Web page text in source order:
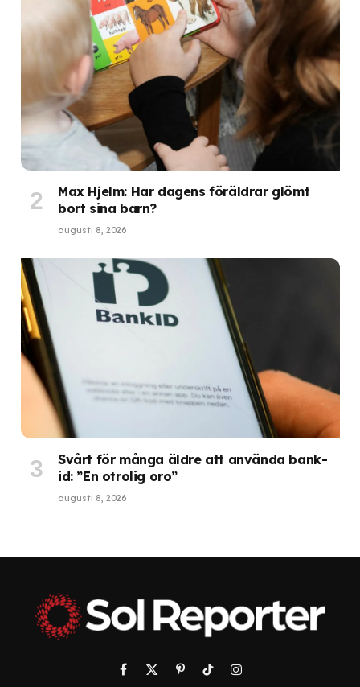
Max Hjelm: Har dagens föräldrar glömt
bort sina barn?
augusti 8, 2026
Svårt för många äldre att använda bank-
id: ”En otrolig oro”
augusti 8, 2026
Facebook
X
PinterestTikTokInstagram